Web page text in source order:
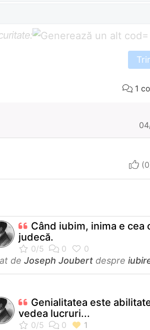
1
I
Când iubim, inima e cea
judecă.
de Joseph Joubert despre
Genialitatea este
vedea lucruri...